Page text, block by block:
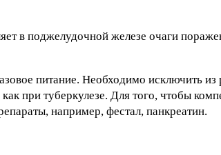
в поджелудочной железе очаги
питание. Необходимо исключить
при туберкулезе. Для того, чтобы
например, фестал, панкреатин.